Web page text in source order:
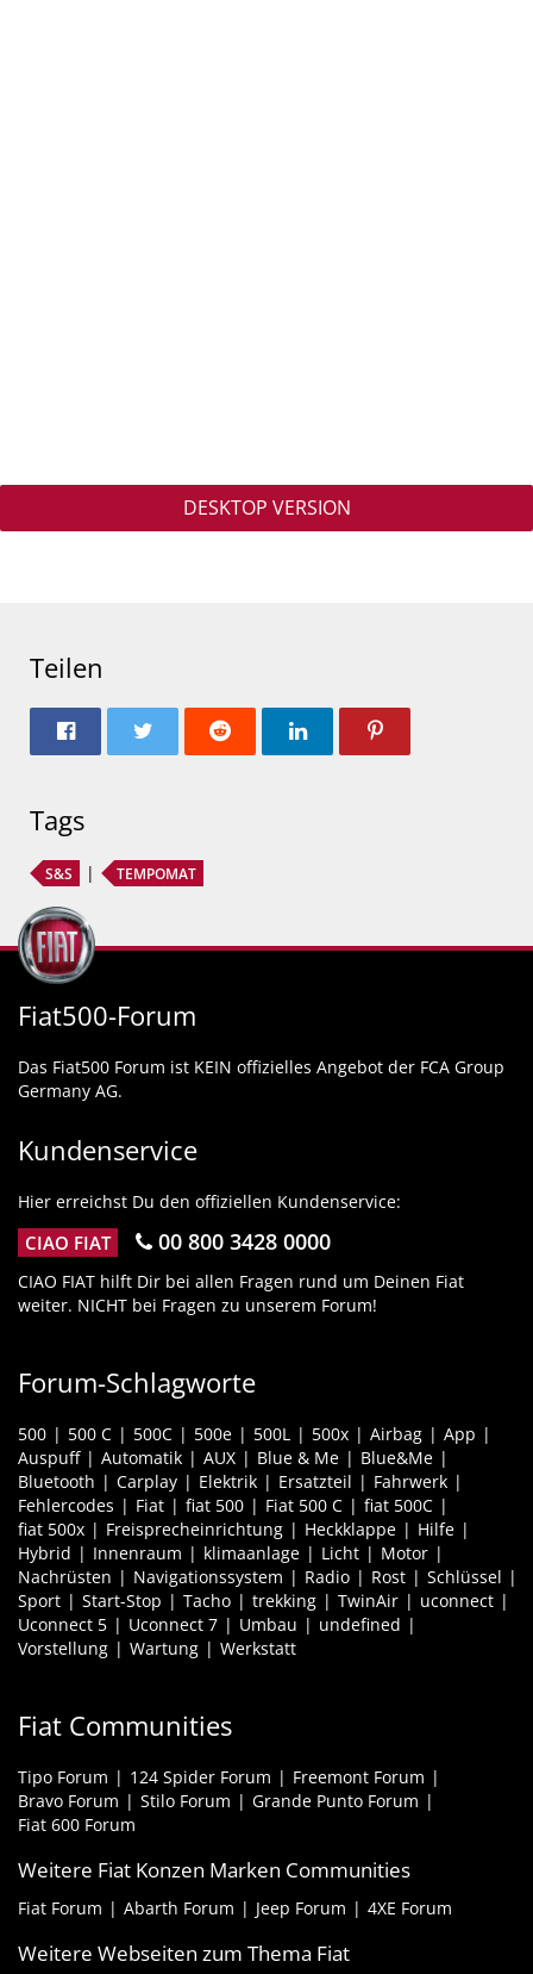
DESKTOP VERSION
Teilen
Tags
S&S TEMPOMAT
Fiat500-Forum
Das Fiat500 Forum ist KEIN offizielles Angebot der FCA Group
Germany AG.
Kundenservice
Hier erreichst Du den offiziellen Kundenservice:
CIAO FIAT 00 800 3428 0000
CIAO FIAT hilft Dir bei allen Fragen rund um Deinen Fiat
weiter. NICHT bei Fragen zu unserem Forum!
Forum-Schlagworte
500 500 C 500C 500e 500L 500x Airbag
App
Auspuff
Automatik AUX Blue & Me
Blue&Me
Bluetooth
Carplay Elektrik Ersatzteil
Fahrwerk
Fehlercodes
Fiat fiat 500 Fiat 500 C
fiat 500C
fiat 500x
Freisprecheinrichtung Heckklappe
Hilfe
Hybrid
Innenraum klimaanlage Licht
Motor
Nachrüsten
Navigationssystem Radio Rost
Schlüssel
Sport
Start-Stop Tacho trekking TwinAir
uconnect
Uconnect 5
Uconnect 7 Umbau
undefined
Vorstellung
Wartung Werkstatt
Fiat Communities
Tipo Forum 124 Spider Forum
Freemont Forum
Bravo Forum
Stilo Forum
Grande Punto Forum
Fiat 600 Forum
Weitere Fiat Konzen Marken Communities
Fiat Forum Abarth Forum Jeep Forum 4XE Forum
Weitere Webseiten zum Thema Fiat